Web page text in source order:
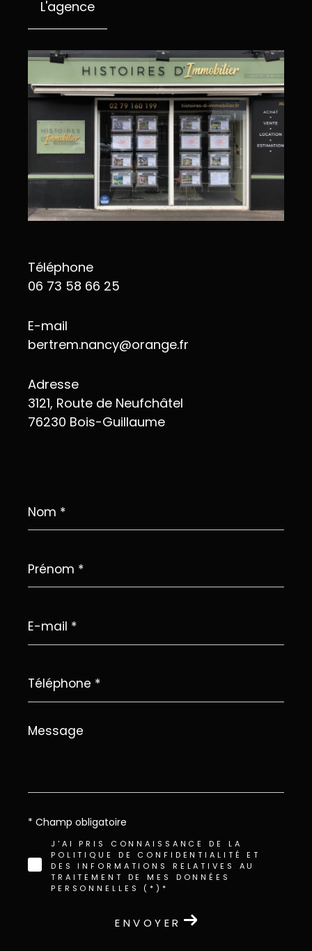
L'agence
Téléphone
06 73 58 66 25
E-mail
bertrem.nancy@orange.fr
Adresse
3121, Route de Neufchâtel
76230 Bois-Guillaume
*
*
mail
*
*
Message
*
J'AI PRIS CONNAISSANCE DE LA
POLITIQUE DE CONFIDENTIALITÉ ET
DES INFORMATIONS RELATIVES AU
TRAITEMENT DE MES DONNÉES
PERSONNELLES (*)*
* Champ obligatoire
ENVOYER